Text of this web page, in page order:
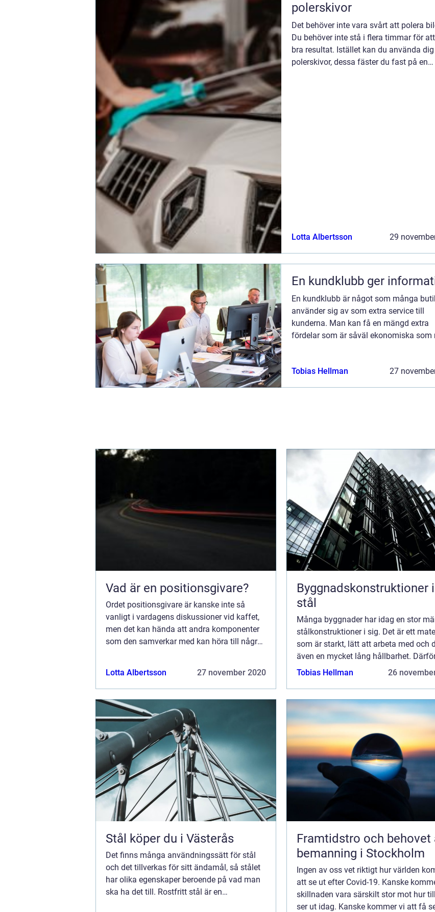
polerskivor
Det behöver inte vara svårt att polera
Du behöver inte stå i flera timmar för
bra resultat. Istället kan du använda
polerskivor, dessa fäster du fast på en
Lotta Albertsson 29
En kundklubb ger
En kundklubb är något som många
använder sig av som extra service till
kunderna. Man kan få en mängd extra
fördelar som är såväl ekonomiska som
sällan ...
Tobias Hellman 27
Vad är en positionsgivare?
Ordet positionsgivare är kanske inte så
vanligt i vardagens diskussioner vid kaffet,
men det kan hända att andra komponenter
som den samverkar med kan höra till några
Lotta Albertsson 27 november 2020
Byggnadskonstruktioner i
stål
Många byggnader har idag en stor
stålkonstruktioner i sig. Det är ett
som är starkt, lätt att arbeta med och
även en mycket lång hållbarhet.
man hitta stål i konstruktionen på lite
Tobias Hellman 26
Stål köper du i Västerås
Det finns många användningssätt för stål
och det tillverkas för sitt ändamål, så stålet
har olika egenskaper beroende på vad man
ska ha det till. Rostfritt stål är en
Framtidstro och behovet
bemanning i Stockholm
Ingen av oss vet riktigt hur världen
att se ut efter Covid-19. Kanske
skillnaden vara särskilt stor mot hur
ser ut idag. Kanske kommer vi att få